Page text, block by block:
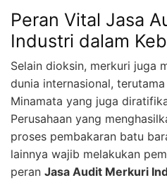
Peran Vital Jasa
Industri dalam
Selain dioksin, merkuri juga
dunia internasional,
Minamata yang juga
Perusahaan yang
proses pembakaran batu
lainnya wajib melakukan
peran Jasa Audit Merkuri